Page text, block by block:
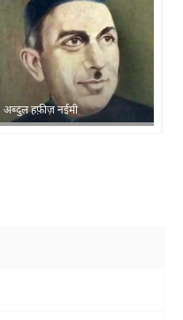
अब्दुल हफ़ीज़ नईमी